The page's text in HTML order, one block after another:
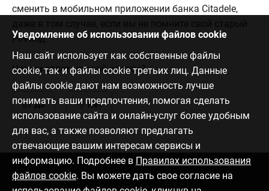
сменить в мобильном приложении банка Citadele,
PIN-код.
Нашли ответ на свой вопрос?
Да Нет
Уведомление об использовании файлов cookie
Наш сайт использует как собственные файлы
cookie, так и файлы cookie третьих лиц. Данные
файлы cookie дают нам возможность лучше
понимать ваши предпочтения, помогая сделать
использование сайта и онлайн-услуг более удобным
для вас, а также позволяют предлагать
отвечающие вашим интересам сервисы и
информацию. Подробнее в Правилах использования
файлов cookie. Вы можете дать свое согласие на
Связаться с нами